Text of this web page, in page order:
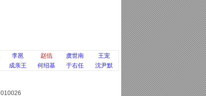
李邕 赵佶 虞世南
王宠
成亲王 何绍基 于右任
沈尹默